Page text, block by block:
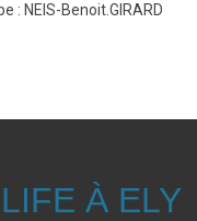
: NEIS-Benoit.GIRARD
À ELY